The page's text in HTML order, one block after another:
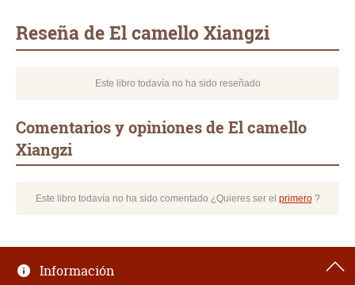
Reseña de El camello Xiangzi
Este libro todavía no ha sido reseñado
Comentarios y opiniones de El camello
Xiangzi
Este libro todavía no ha sido comentado ¿Quieres ser el primero?
Información